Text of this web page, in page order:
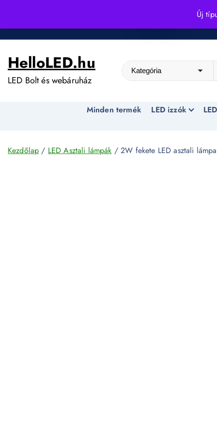
Új
i
HelloLED.hu
LED Bolt és webáruház
Minden termék LED izzók
Kezdőlap / LED Asztali lámpák / 2W fekete LED asztali